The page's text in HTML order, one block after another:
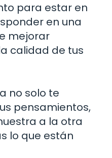
para estar en
en una
mejorar
calidad de tus
no solo te
pensamientos,
a la otra
lo que están